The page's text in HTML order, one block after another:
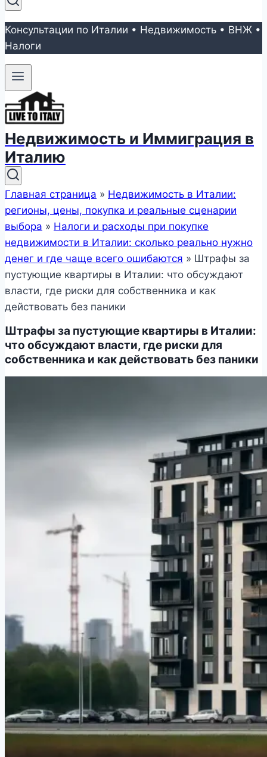
Консультации по Италии • Недвижимость • ВНЖ •
Налоги
Недвижимость и Иммиграция в
Италию
Главная страница » Недвижимость в Италии:
регионы, цены, покупка и реальные сценарии
выбора » Налоги и расходы при покупке
недвижимости в Италии: сколько реально нужно
денег и где чаще всего ошибаются » Штрафы за
пустующие квартиры в Италии: что обсуждают
власти, где риски для собственника и как
действовать без паники
Штрафы за пустующие квартиры в Италии:
что обсуждают власти, где риски для
собственника и как действовать без паники